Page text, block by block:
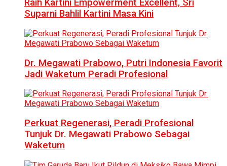
Raih Kartini Empowerment Excellent, Sri
Suparni Bahlil Kartini Masa Kini
Dr. Megawati Prabowo, Putri Indonesia Favorit
Jadi Waketum Peradi Profesional
Perkuat Regenerasi, Peradi Profesional
Tunjuk Dr. Megawati Prabowo Sebagai
Waketum